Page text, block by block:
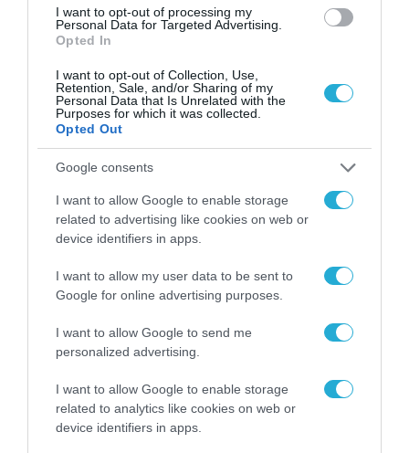
I want to opt-out of processing my
Personal Data for Targeted Advertising.
Opted In
I want to opt-out of Collection, Use,
Retention, Sale, and/or Sharing of my
Personal Data that Is Unrelated with the
Purposes for which it was collected.
Opted Out
Google consents
I want to allow Google to enable storage
related to advertising like cookies on web or
device identifiers in apps.
I want to allow my user data to be sent to
Google for online advertising purposes.
I want to allow Google to send me
personalized advertising.
I want to allow Google to enable storage
related to analytics like cookies on web or
device identifiers in apps.
Γενική Συνέλευση των μελών si-
Cluster και ΕΒΙΔΙΤΕ
11.05.2023